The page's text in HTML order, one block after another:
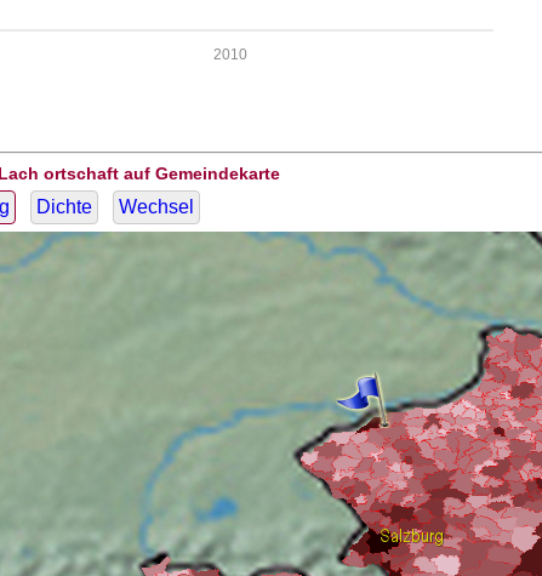
2010
ortschaft auf Gemeindekarte
Dichte Wechsel